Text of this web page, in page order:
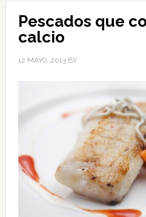
Pescados que
calcio
12 MAYO, 2013BY